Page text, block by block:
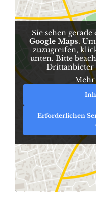
Sie sehen
Google Maps.
zuzugreifen,
unten. Bitte
Drittanbieter
Erforderlichen